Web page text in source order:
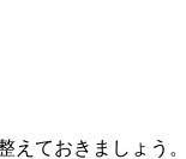
ておきましょう。